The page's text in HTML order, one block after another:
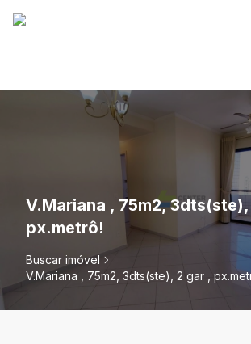
V.Mariana , 75m2, 3dts(ste),
px.metrô!
Buscar imóvel
V.Mariana , 75m2, 3dts(ste), 2 gar ,